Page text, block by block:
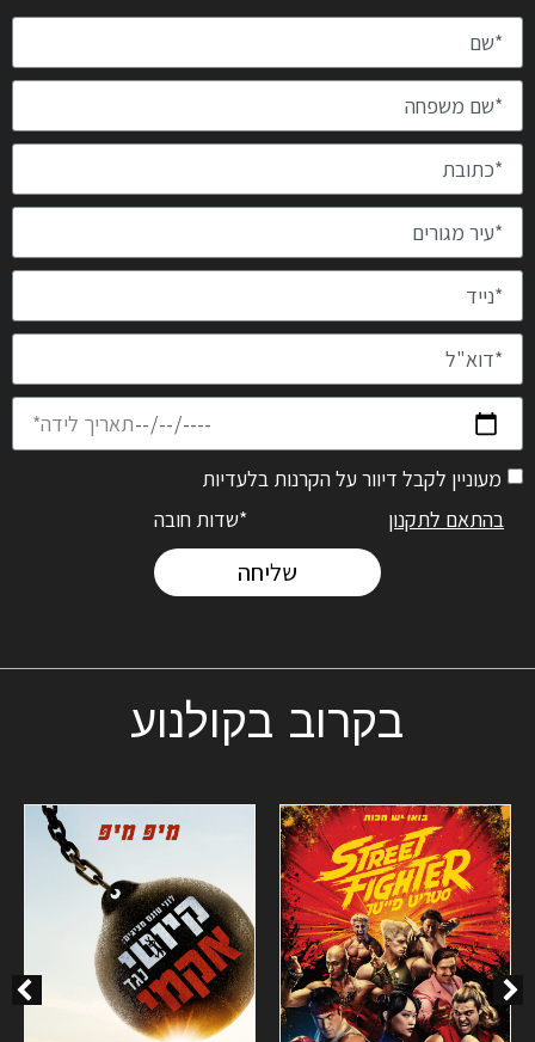
מעוניין לקבל דיוור על הקרנות בלעדיות
בהתאם לתקנון
*שדות חובה
שליחה
בקרוב בקולנוע